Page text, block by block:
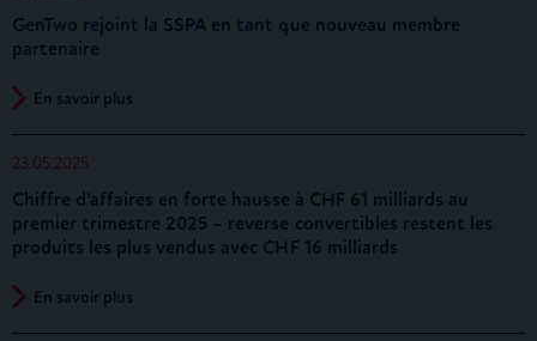
GenTwo rejoint la SSPA en tant que nouveau membre
partenaire
En savoir plus
23.05.2025
Chiffre d’affaires en forte hausse à CHF 61 milliards au
premier trimestre 2025 – reverse convertibles restent les
produits les plus vendus avec CHF 16 milliards
En savoir plus